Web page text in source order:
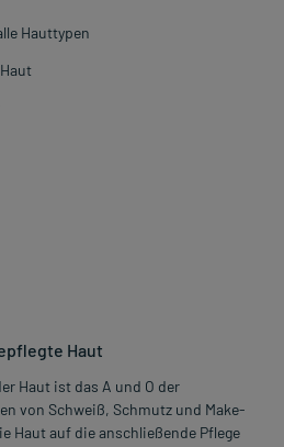
Hauttypen
Haut
Haut ist das A und O der
von Schweiß, Schmutz und Make-
Haut auf die anschließende Pflege